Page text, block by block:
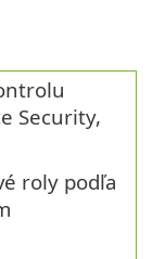
Security,
roly podľa